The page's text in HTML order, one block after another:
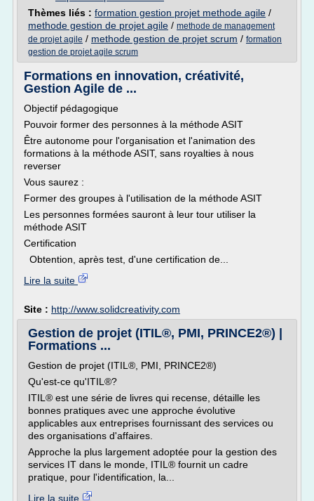
Thèmes liés : formation gestion projet methode agile /
methode gestion de projet agile / methode de management
de projet agile / methode gestion de projet scrum / formation
gestion de projet agile scrum
Formations en innovation, créativité,
Gestion Agile de ...
Objectif pédagogique
Pouvoir former des personnes à la méthode ASIT
Être autonome pour l'organisation et l'animation des
formations à la méthode ASIT, sans royalties à nous
reverser
Vous saurez :
Former des groupes à l'utilisation de la méthode ASIT
Les personnes formées sauront à leur tour utiliser la
méthode ASIT
Certification
Obtention, après test, d'une certification de...
Lire la suite
Site : http://www.solidcreativity.com
Gestion de projet (ITIL®, PMI, PRINCE2®) |
Formations ...
Gestion de projet (ITIL®, PMI, PRINCE2®)
Qu'est-ce qu'ITIL®?
ITIL® est une série de livres qui recense, détaille les
bonnes pratiques avec une approche évolutive
applicables aux entreprises fournissant des services ou
des organisations d'affaires.
Approche la plus largement adoptée pour la gestion des
services IT dans le monde, ITIL® fournit un cadre
pratique, pour l'identification, la...
Lire la suite